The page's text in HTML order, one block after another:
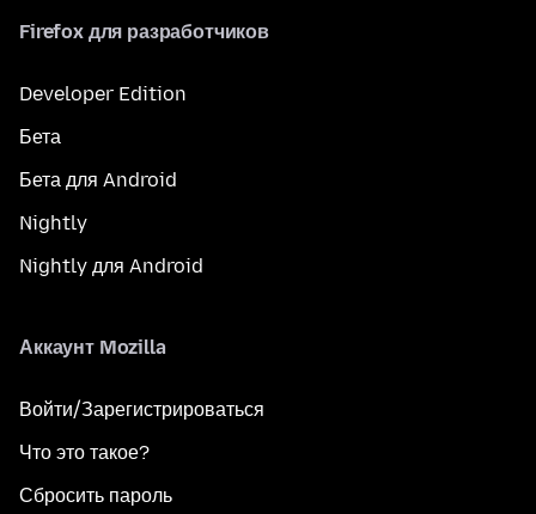
Firefox для разработчиков
Developer Edition
Бета
Бета для Android
Nightly
Nightly для Android
Аккаунт Mozilla
Войти/Зарегистрироваться
Что это такое?
Сбросить пароль